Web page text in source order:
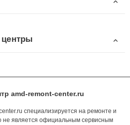
amd-remont-center.ru
специализируется на ремонте и
не является официальным сервисным